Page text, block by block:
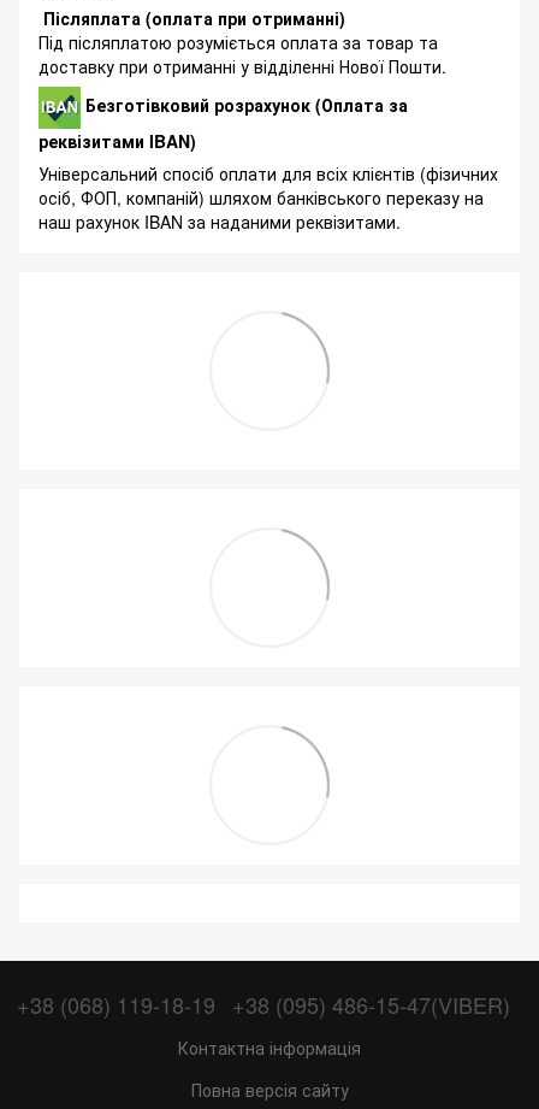
Післяплата (оплата при отриманні)
Під післяплатою розуміється оплата за товар та
доставку при отриманні у відділенні Нової Пошти.
Безготівковий розрахунок (Оплата за
реквізитами IBAN)
Універсальний спосіб оплати для всіх клієнтів (фізичних
осіб, ФОП, компаній) шляхом банківського переказу на
наш рахунок IBAN за наданими реквізитами.
+38 (068) 119-18-19 +38 (095) 486-15-47(VIBER)
Контактна інформація
Повна версія сайту